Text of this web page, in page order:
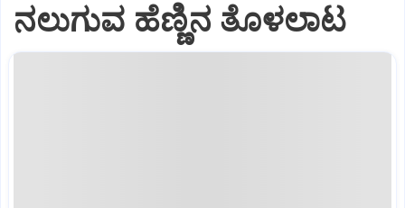
ನಲುಗುವ ಹೆಣ್ಣಿನ ತೊಳಲಾಟ